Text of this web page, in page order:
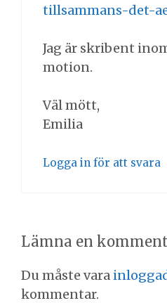
tillsammans-det-
Jag är skribent
motion.
Väl mött,
Emilia
Logga in för att svara
Lämna en
Du måste vara
kommentar.